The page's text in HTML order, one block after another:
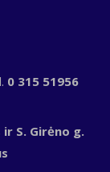
0 315 51956
ir S. Girėno g.